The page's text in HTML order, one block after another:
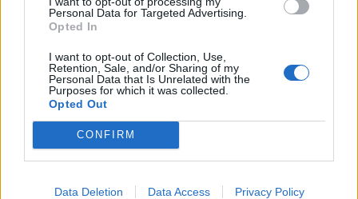
Personal Data for Targeted Advertising.
Opted In
I want to opt-out of Collection, Use,
Retention, Sale, and/or Sharing of my
Personal Data that Is Unrelated with the
Purposes for which it was collected.
Opted Out
CONFIRM
Data Deletion Data Access Privacy Policy
στο Παναρκαδικό νοσοκομείο εν μέσω
σφοδρής κακοκαιρίας
Ορκωμοσία νέων υπαλλήλων στο
Παναρκαδικό Γενικό Νοσοκομείο Τρίπολης
Νέα Ιατρός Αναισθησιολογίας στο
Παναρκαδικό Γενικό Νοσοκομείο Τρίπολης
Δωρεάν μέτρηση σακχάρου στο Κέντρο Υγείας
Τρίπολης